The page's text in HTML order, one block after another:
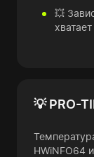
💥
💡 PRO-
HWiNFO64